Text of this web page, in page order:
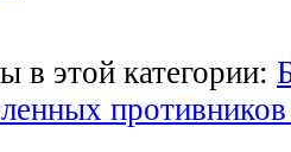
в этой категории: